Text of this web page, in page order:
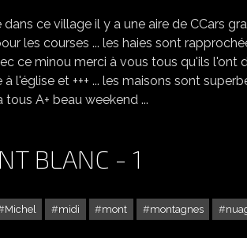
ce village il y a une aire de CCars
les courses ... les haies sont
ce minou merci à vous tous qu'ils l'ont
l'église et +++ ... les maisons sont
à tous A+ beau weekend ...
BLANC - 1
Michel midi mont montagnes